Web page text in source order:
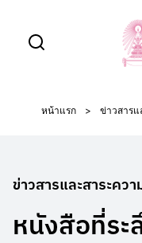
content
หน้าแรก > ข่าวสารแ
ข่าวสารและสาระควา
หนังสือที่ระ